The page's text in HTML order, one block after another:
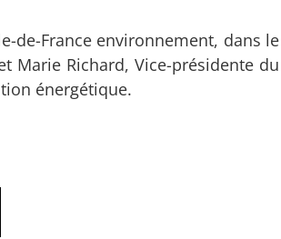
de-France environnement, dans le
Marie Richard, Vice-présidente du
énergétique.